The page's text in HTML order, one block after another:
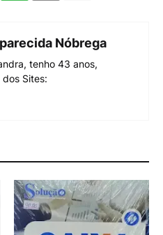
Nóbrega
tenho 43 anos,
Sites: